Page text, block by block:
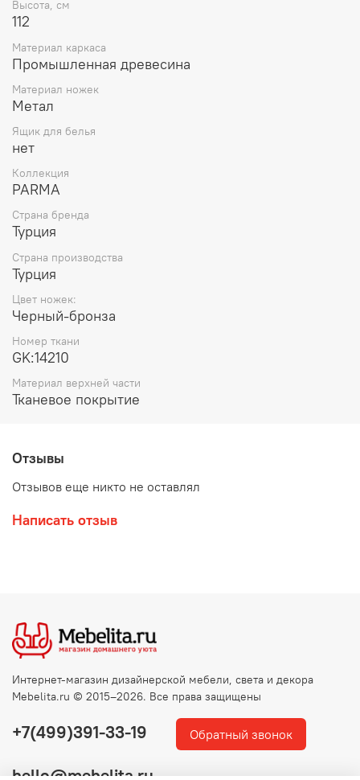
Высота, см
112
Материал каркаса
Промышленная древесина
Материал ножек
Метал
Ящик для белья
нет
Коллекция
PARMA
Страна бренда
Турция
Страна производства
Турция
Цвет ножек:
Черный-бронза
Номер ткани
GK:14210
Материал верхней части
Тканевое покрытие
Отзывы
Отзывов еще никто не оставлял
Написать отзыв
+7(499)391-33-19 Обратный звонок
Интернет-магазин дизайнерской мебели, света и декора
Mebelita.ru © 2015–2026. Все права защищены